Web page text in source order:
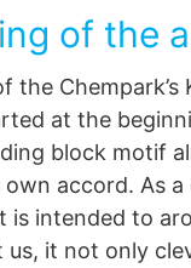
of the
the Chempark’s
at the
block motif
accord. As
is intended to
us, it not only